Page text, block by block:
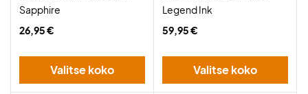
Sapphire
26,95 €
Valitse koko
Legend Ink
59,95 €
Valitse koko